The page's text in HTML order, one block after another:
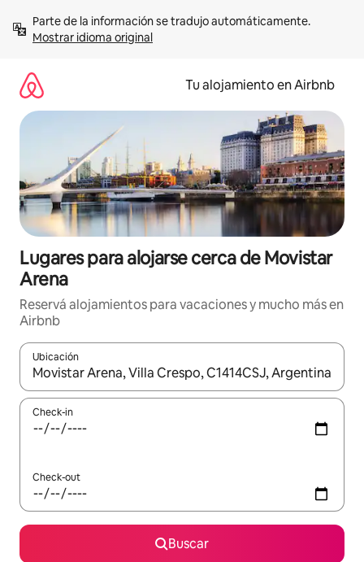
contenidoMostrar idioma original
Tu alojamiento en Airbnb
Lugares para alojarse cerca de Movistar
Arena
Reservá alojamientos para vacaciones y mucho más en
Airbnb
Ubicación
Cuando los resultados estén disponibles, navegá con las
Check-in
Check-out
Buscar